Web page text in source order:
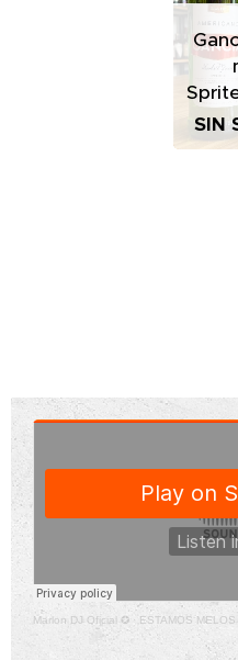
SIN
Marlon DJ Oficial ✪ · ESTAMOS MELOS - Bomby Ft